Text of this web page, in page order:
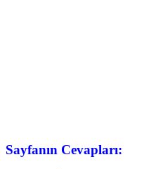
Sayfanın Cevapları: